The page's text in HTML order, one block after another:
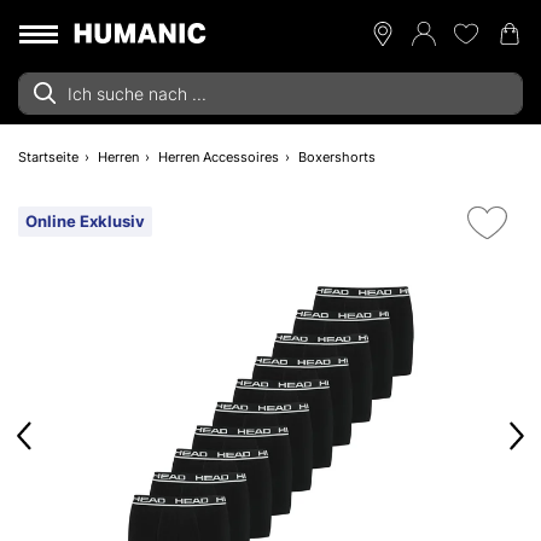
Startseite Herren Herren Accessoires Boxershorts
Online Exklusiv